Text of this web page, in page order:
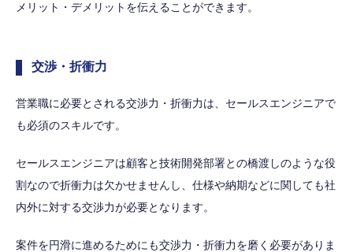
メリット・デメリットを伝えることができます。
交渉・折衝力
営業職に必要とされる交渉力・折衝力は、セールスエンジニアで
も必須のスキルです。
セールスエンジニアは顧客と技術開発部署との橋渡しのような役
割なので折衝力は欠かせませんし、仕様や納期などに関しても社
内外に対する交渉力が必要となります。
案件を円滑に進めるためにも交渉力・折衝力を磨く必要がありま